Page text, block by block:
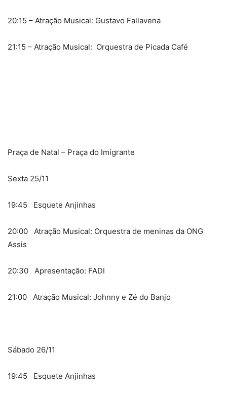
20:15 – Atração Musical: Gustavo Fallavena
21:15 – Atração Musical: Orquestra de Picada Café
Praça de Natal – Praça do Imigrante
Sexta 25/11
19:45 Esquete Anjinhas
20:00 Atração Musical: Orquestra de meninas da ONG
Assis
20:30 Apresentação: FADI
21:00 Atração Musical: Johnny e Zé do Banjo
Sábado 26/11
19:45 Esquete Anjinhas